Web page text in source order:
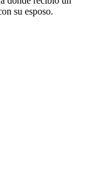
su esposo.